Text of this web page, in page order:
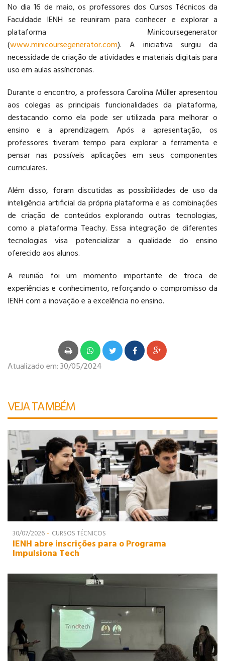
LOGÍSTICA
No dia 16 de maio, os professores dos Cursos Técnicos da
Faculdade IENH se reuniram para conhecer e explorar a
plataforma Minicoursegenerator
(www.minicoursegenerator.com). A iniciativa surgiu da
necessidade de criação de atividades e materiais digitais para
uso em aulas assíncronas.
Durante o encontro, a professora Carolina Müller apresentou
aos colegas as principais funcionalidades da plataforma,
destacando como ela pode ser utilizada para melhorar o
ensino e a aprendizagem. Após a apresentação, os
professores tiveram tempo para explorar a ferramenta e
pensar nas possíveis aplicações em seus componentes
curriculares.
Além disso, foram discutidas as possibilidades de uso da
inteligência artificial da própria plataforma e as combinações
de criação de conteúdos explorando outras tecnologias,
como a plataforma Teachy. Essa integração de diferentes
tecnologias visa potencializar a qualidade do ensino
oferecido aos alunos.
A reunião foi um momento importante de troca de
experiências e conhecimento, reforçando o compromisso da
IENH com a inovação e a excelência no ensino.
Atualizado em:30/05/2024
VEJA TAMBÉM
30/07/2026 - CURSOS TÉCNICOS
IENH abre inscrições para o Programa
Impulsiona Tech